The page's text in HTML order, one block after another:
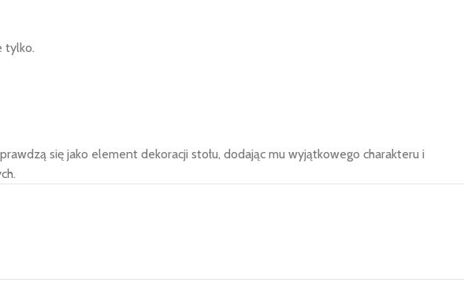
tylko.
się jako element dekoracji stołu, dodając mu wyjątkowego charakteru i